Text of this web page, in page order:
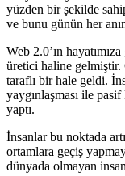
yüzden bir şekilde
ve bunu günün her
Web 2.0’ın
üretici haline gelmiştir.
taraflı bir hale geldi.
yaygınlaşması ile
yaptı.
İnsanlar bu noktada
ortamlara geçiş
dünyada olmayan